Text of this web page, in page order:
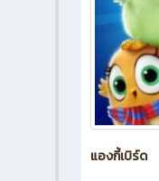
แองกี้เบิร์ด